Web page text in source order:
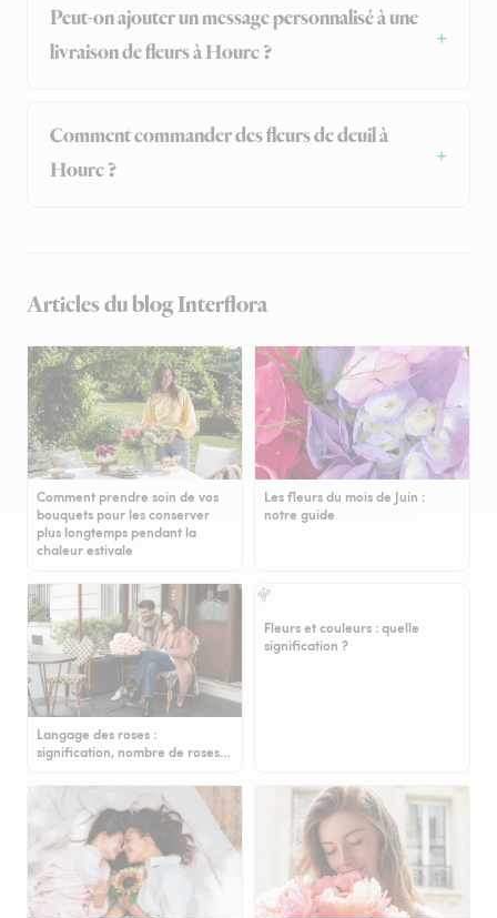
Peut-on ajouter un message personnalisé à une
livraison de fleurs à Hourc ?
Comment commander des fleurs de deuil à
Hourc ?
Articles du blog Interflora
Comment prendre soin de vos
bouquets pour les conserver
plus longtemps pendant la
chaleur estivale
Les fleurs du mois de Juin :
notre guide
Langage des roses :
signification, nombre de roses…
Fleurs et couleurs : quelle
signification ?